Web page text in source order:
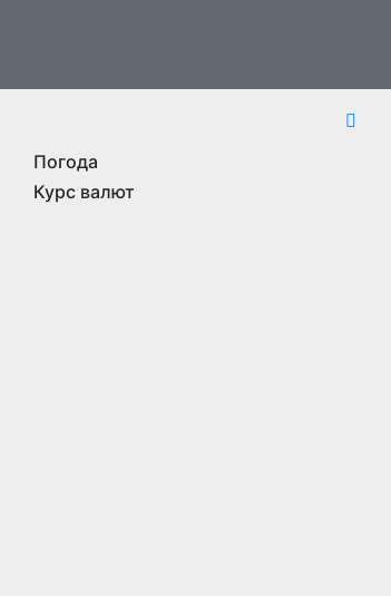
Погода
Курс валют